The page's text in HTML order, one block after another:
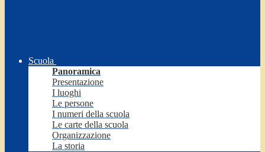
Scuola
Panoramica
Presentazione
I luoghi
Le persone
I numeri della scuola
Le carte della scuola
Organizzazione
La storia